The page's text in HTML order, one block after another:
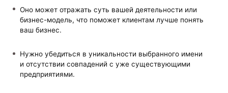
Оно может отражать суть вашей деятельности или
бизнес-модель, что поможет клиентам лучше понять
ваш бизнес.
Нужно убедиться в уникальности выбранного имени
и отсутствии совпадений с уже существующими
предприятиями.